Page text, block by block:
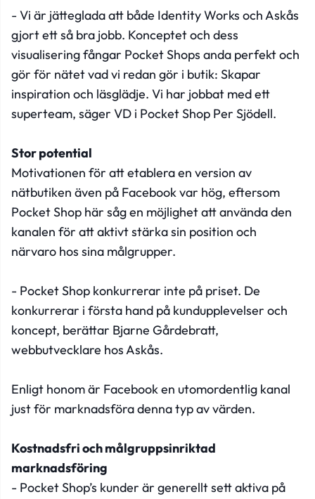
- Vi är jätteglada att både Identity Works och Askås
gjort ett så bra jobb. Konceptet och dess
visualisering fångar Pocket Shops anda perfekt och
gör för nätet vad vi redan gör i butik: Skapar
inspiration och läsglädje. Vi har jobbat med ett
superteam, säger VD i Pocket Shop Per Sjödell.
Stor potential
Motivationen för att etablera en version av
nätbutiken även på Facebook var hög, eftersom
Pocket Shop här såg en möjlighet att använda den
kanalen för att aktivt stärka sin position och
närvaro hos sina målgrupper.
- Pocket Shop konkurrerar inte på priset. De
konkurrerar i första hand på kundupplevelser och
koncept, berättar Bjarne Gårdebratt,
webbutvecklare hos Askås.
Enligt honom är Facebook en utomordentlig kanal
just för marknadsföra denna typ av värden.
Kostnadsfri och målgruppsinriktad
marknadsföring
- Pocket Shop’s kunder är generellt sett aktiva på